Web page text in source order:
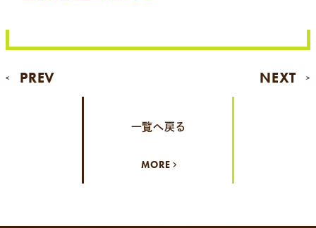
< PREV NEXT >
一覧へ戻る
MORE